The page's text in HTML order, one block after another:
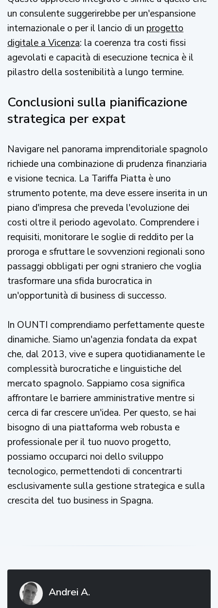
un consulente suggerirebbe per un'espansione
internazionale o per il lancio di un progetto
digitale a Vicenza: la coerenza tra costi fissi
agevolati e capacità di esecuzione tecnica è il
pilastro della sostenibilità a lungo termine.
Conclusioni sulla pianificazione
strategica per expat
Navigare nel panorama imprenditoriale spagnolo
richiede una combinazione di prudenza finanziaria
e visione tecnica. La Tariffa Piatta è uno
strumento potente, ma deve essere inserita in un
piano d'impresa che preveda l'evoluzione dei
costi oltre il periodo agevolato. Comprendere i
requisiti, monitorare le soglie di reddito per la
proroga e sfruttare le sovvenzioni regionali sono
passaggi obbligati per ogni straniero che voglia
trasformare una sfida burocratica in
un'opportunità di business di successo.
In OUNTI comprendiamo perfettamente queste
dinamiche. Siamo un'agenzia fondata da expat
che, dal 2013, vive e supera quotidianamente le
complessità burocratiche e linguistiche del
mercato spagnolo. Sappiamo cosa significa
affrontare le barriere amministrative mentre si
cerca di far crescere un'idea. Per questo, se hai
bisogno di una piattaforma web robusta e
professionale per il tuo nuovo progetto,
possiamo occuparci noi dello sviluppo
tecnologico, permettendoti di concentrarti
esclusivamente sulla gestione strategica e sulla
crescita del tuo business in Spagna.
Andrei A.